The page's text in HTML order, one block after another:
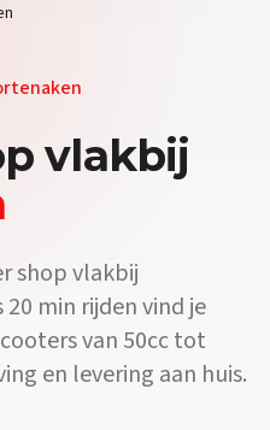
vlakbij
shop vlakbij
min rijden vind je
van 50cc tot
en levering aan huis.